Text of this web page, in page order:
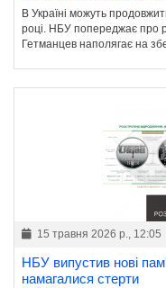
В Україні можуть
році. НБУ попереджає про
Гетманцев наполягає на
15 травня 2026 р., 12:05
НБУ випустив нові
намагалися стерти